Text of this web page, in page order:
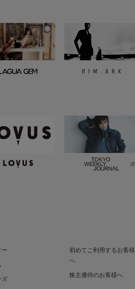
ー
ズ
初めてご利用するお客様
へ
株主優待のお客様へ